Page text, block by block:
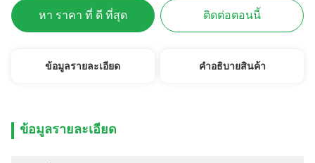
หา ราคา ที่ ดี ที่สุด ติดต่อตอนนี้
ข้อมูลรายละเอียด คําอธิบายสินค้า
ข้อมูลรายละเอียด